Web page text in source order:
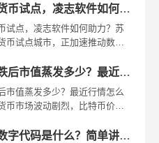
特别要强调的是，千万别用一
转错地址...
苏州数字货币试点，凌志软件如何助力？
试点，凌志软件如何助力？苏
币试点城市，正加速推动数字
志软件的工作让数字人民币的
的扩大，凌志软...
比特币暴跌后市值蒸发多少？最近行情怎么看
市值蒸发多少？最近行情怎么
币市场波动剧烈，比特币价格
一度跌破1万亿美元关口，以太港币货币数字代码是什么？简单讲清楚